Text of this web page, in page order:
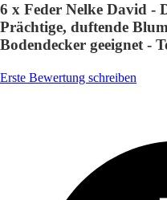
6 x Feder Nelke David -
Prächtige, duftende
Bodendecker geeignet -
Erste Bewertung schreiben